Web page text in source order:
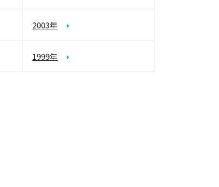
2003年
1999年